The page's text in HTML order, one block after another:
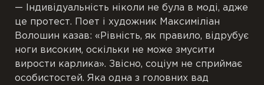
— Індивідуальність ніколи не була в моді, адже
це протест. Поет і художник Максиміліан
Волошин казав: «Рівність, як правило, відрубує
ноги високим, оскільки не може змусити
вирости карлика». Звісно, соціум не сприймає
особистостей. Яка одна з головних вад